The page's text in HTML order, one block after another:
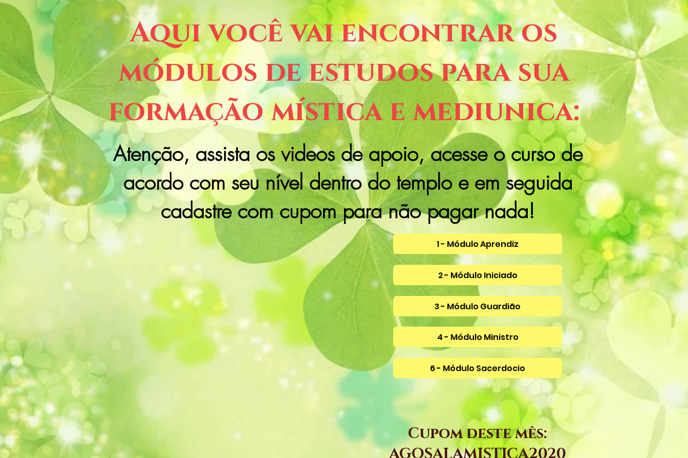
Aqui você vai encontrar os
módulos de estudos para sua
formação mística e mediunica:
Atenção, assista os videos de apoio, acesse o curso de
acordo com seu nível dentro do templo e em seguida
cadastre com cupom para não pagar nada!
1 - Módulo Aprendiz
2 - Módulo Iniciado
3 - Módulo Guardião
4 - Módulo Ministro
6 - Módulo Sacerdocio
Cupom deste mês: